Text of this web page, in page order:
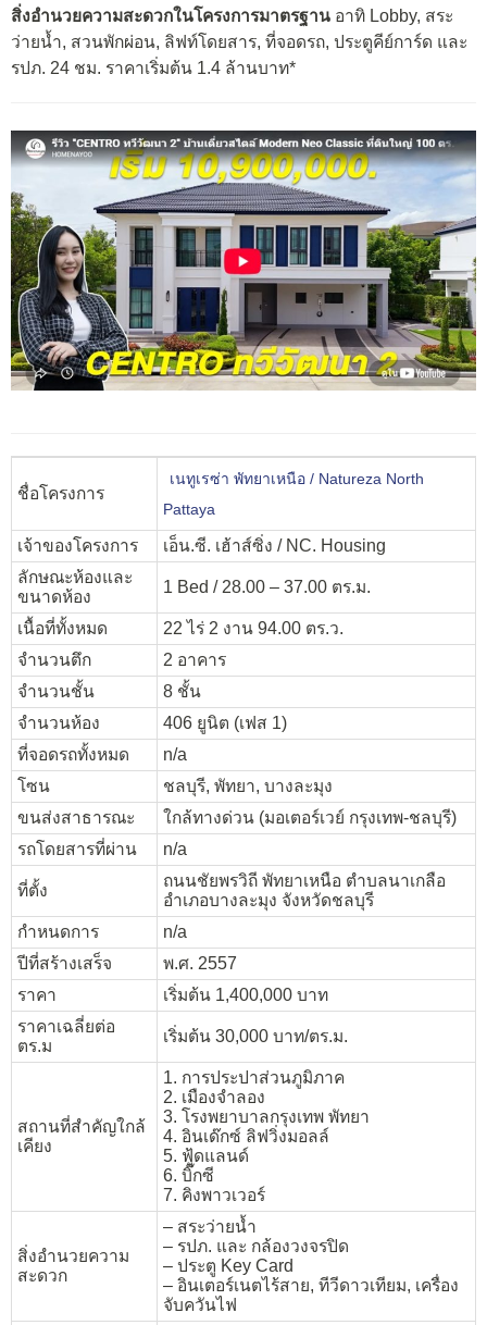
สิ่งอำนวยความสะดวกในโครงการมาตรฐาน อาทิ Lobby, สระ
ว่ายน้ำ, สวนพักผ่อน, ลิฟท์โดยสาร, ที่จอดรถ, ประตูคีย์การ์ด และ
รปภ. 24 ชม. ราคาเริ่มต้น 1.4 ล้านบาท*
ชื่อโครงการ
เนทูเรซ่า พัทยาเหนือ / Natureza North
Pattaya
เจ้าของโครงการ
เอ็น.ซี. เฮ้าส์ซิ่ง / NC. Housing
ลักษณะห้องและ
ขนาดห้อง
1 Bed / 28.00 – 37.00 ตร.ม.
เนื้อที่ทั้งหมด
22 ไร่ 2 งาน 94.00 ตร.ว.
จำนวนตึก
2 อาคาร
จำนวนชั้น
8 ชั้น
จำนวนห้อง
406 ยูนิต (เฟส 1)
ที่จอดรถทั้งหมด
n/a
โซน
ชลบุรี, พัทยา, บางละมุง
ขนส่งสาธารณะ
ใกล้ทางด่วน (มอเตอร์เวย์ กรุงเทพ-ชลบุรี)
รถโดยสารที่ผ่าน
n/a
ที่ตั้ง
ถนนชัยพรวิถี พัทยาเหนือ ตำบลนาเกลือ
อำเภอบางละมุง จังหวัดชลบุรี
กำหนดการ
n/a
ปีที่สร้างเสร็จ
พ.ศ. 2557
ราคา
เริ่มต้น 1,400,000 บาท
ราคาเฉลี่ยต่อ
ตร.ม
เริ่มต้น 30,000 บาท/ตร.ม.
สถานที่สำคัญใกล้
เคียง
1. การประปาส่วนภูมิภาค
2. เมืองจำลอง
3. โรงพยาบาลกรุงเทพ พัทยา
4. อินเด๊กซ์ ลิฟวิ่งมอลล์
5. ฟู้ดแลนด์
6. บิ๊กซี
7. คิงพาวเวอร์
สิ่งอำนวยความ
สะดวก
– สระว่ายน้ำ
– รปภ. และ กล้องวงจรปิด
– ประตู Key Card
– อินเตอร์เนตไร้สาย, ทีวีดาวเทียม, เครื่อง
จับควันไฟ